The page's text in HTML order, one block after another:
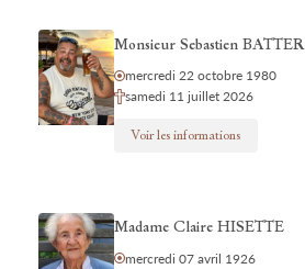
Monsieur Sebastien BATTER
mercredi 22 octobre 1980
samedi 11 juillet 2026
Voir les informations
Madame Claire HISETTE
mercredi 07 avril 1926